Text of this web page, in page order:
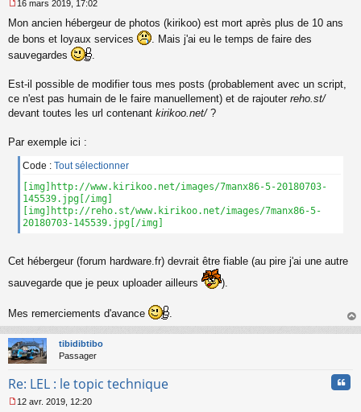
e
s
a
e
n
u
16 mars 2019, 17:02
Mon ancien hébergeur de photos (kirikoo) est mort après plus de 10 ans
de bons et loyaux services
. Mais j'ai eu le temps de faire des
sauvegardes
Est-il possible de modifier tous mes posts (probablement avec un script,
ce n'est pas humain de le faire manuellement) et de rajouter reho.st/
devant toutes les url contenant kirikoo.net/?
Par exemple ici :
Code : Tout sélectionner
[img]http://www.kirikoo.net/images/7manx86-5-20180703-
145539.jpg[/img]
[img]http://reho.st/www.kirikoo.net/images/7manx86-5-
20180703-145539.jpg[/img]
Cet hébergeur (forum hardware.fr) devrait être fiable (au pire j'ai une autre
sauvegarde que je peux uploader ailleurs
).
Mes remerciements d'avance
au
tibidibtibo
Passager
Re: LEL : le topic technique
12 avr. 2019, 12:20